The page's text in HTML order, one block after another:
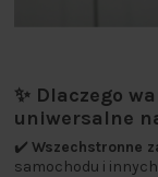
✨ Dlaczego
uniwersalne
✔️ Wszechstronne
samochodu i